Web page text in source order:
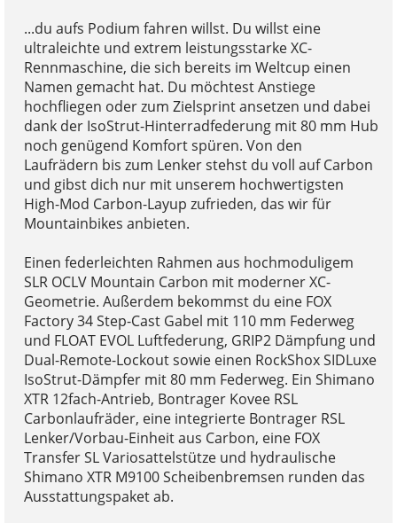
...du aufs Podium fahren willst. Du willst eine
ultraleichte und extrem leistungsstarke XC-
Rennmaschine, die sich bereits im Weltcup einen
Namen gemacht hat. Du möchtest Anstiege
hochfliegen oder zum Zielsprint ansetzen und dabei
dank der IsoStrut-Hinterradfederung mit 80 mm Hub
noch genügend Komfort spüren. Von den
Laufrädern bis zum Lenker stehst du voll auf Carbon
und gibst dich nur mit unserem hochwertigsten
High-Mod Carbon-Layup zufrieden, das wir für
Mountainbikes anbieten.
Einen federleichten Rahmen aus hochmoduligem
SLR OCLV Mountain Carbon mit moderner XC-
Geometrie. Außerdem bekommst du eine FOX
Factory 34 Step-Cast Gabel mit 110 mm Federweg
und FLOAT EVOL Luftfederung, GRIP2 Dämpfung und
Dual-Remote-Lockout sowie einen RockShox SIDLuxe
IsoStrut-Dämpfer mit 80 mm Federweg. Ein Shimano
XTR 12fach-Antrieb, Bontrager Kovee RSL
Carbonlaufräder, eine integrierte Bontrager RSL
Lenker/Vorbau-Einheit aus Carbon, eine FOX
Transfer SL Variosattelstütze und hydraulische
Shimano XTR M9100 Scheibenbremsen runden das
Ausstattungspaket ab.